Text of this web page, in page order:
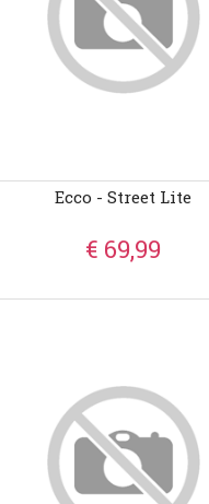
Ecco - Street Lite
€ 69,99